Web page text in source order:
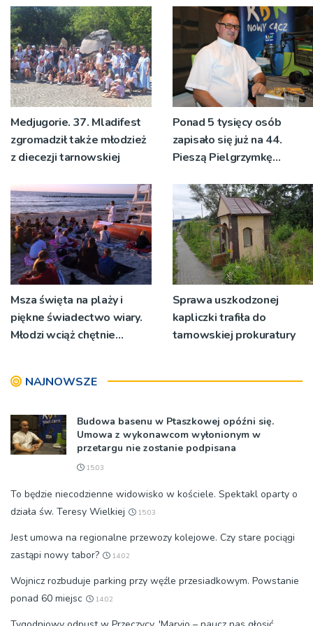
pozdrowienia
Medjugorie. 37. Mladifest
zgromadził także młodzież
z diecezji tarnowskiej
Ponad 5 tysięcy osób
zapisało się już na 44.
Pieszą Pielgrzymkę
Msza święta na plaży i
piękne świadectwo wiary.
Młodzi wciąż chętnie
Sprawa uszkodzonej
kapliczki trafiła do
tarnowskiej prokuratury
NAJNOWSZE
Budowa basenu w Ptaszkowej opóźni się.
Umowa z wykonawcom wyłonionym w
przetargu nie zostanie podpisana
15:03
To będzie niecodzienne widowisko w kościele. Spektakl oparty o
działa św. Teresy Wielkiej
15:03
Jest umowa na regionalne przewozy kolejowe. Czy stare pociągi
zastąpi nowy tabor?
14:02
Wojnicz rozbuduje parking przy węźle przesiadkowym. Powstanie
ponad 60 miejsc
14:02